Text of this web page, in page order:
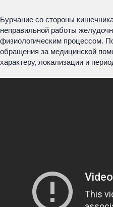
Бурчание со стороны
неправильной работы
физиологическим процессом.
обращения за медицинской
характеру, локализации и